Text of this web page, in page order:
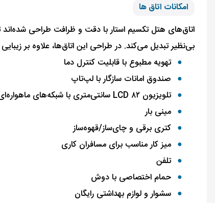
امکانات اتاق ها
اتاق‌های هتل تکسیم استار با دقت و ظرافت طراحی شده‌اند
بی‌نظیر تبدیل می‌کند. در طراحی این اتاق‌ها، علاوه بر
تهویه مطبوع با قابلیت کنترل دما
صندوق امانات سازگار با لپ‌تاپ
تلویزیون LCD ۸۲ سانتی‌متری با شبکه‌های ماهواره‌ای ممتاز
مینی بار
کتری برقی و چای‌ساز/قهوه‌ساز
میز کار مناسب برای مسافران کاری
تلفن
حمام اختصاصی با دوش
سشوار و لوازم بهداشتی رایگان